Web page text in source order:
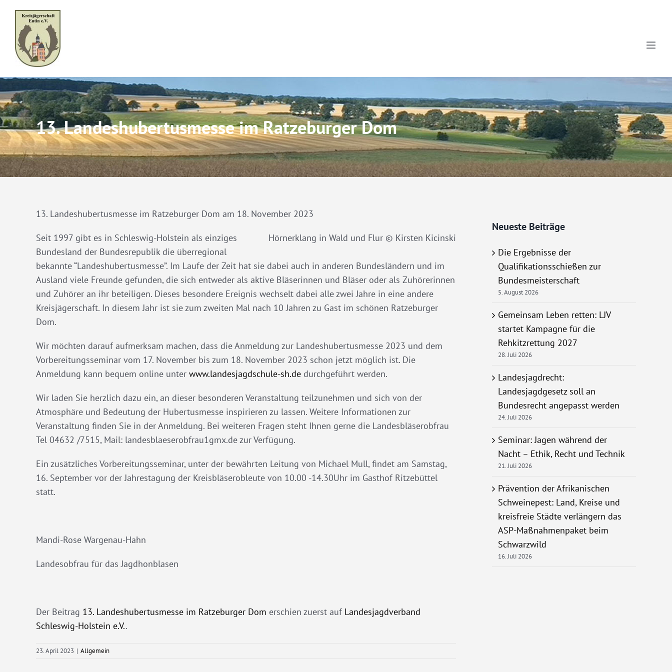
content
13. Landeshubertusmesse im Ratzeburger Dom
13. Landeshubertusmesse im Ratzeburger Dom am 18. November 2023
Hörnerklang in Wald und Flur © Kirsten Kicinski
Seit 1997 gibt es in Schleswig-Holstein als einziges
Bundesland der Bundesrepublik die überregional
bekannte “Landeshubertusmesse”. Im Laufe der Zeit hat sie dabei auch in anderen Bundesländern und im
Ausland viele Freunde gefunden, die sich entweder als aktive Bläserinnen und Bläser oder als Zuhörerinnen
und Zuhörer an ihr beteiligen. Dieses besondere Ereignis wechselt dabei alle zwei Jahre in eine andere
Kreisjägerschaft. In diesem Jahr ist sie zum zweiten Mal nach 10 Jahren zu Gast im schönen Ratzeburger
Dom.
Wir möchten darauf aufmerksam machen, dass die Anmeldung zur Landeshubertusmesse 2023 und dem
Vorbereitungsseminar vom 17. November bis zum 18. November 2023 schon jetzt möglich ist. Die
Anmeldung kann bequem online unter www.landesjagdschule-sh.de durchgeführt werden.
Wir laden Sie herzlich dazu ein, an dieser besonderen Veranstaltung teilzunehmen und sich von der
Atmosphäre und Bedeutung der Hubertusmesse inspirieren zu lassen. Weitere Informationen zur
Veranstaltung finden Sie in der Anmeldung. Bei weiteren Fragen steht Ihnen gerne die Landesbläserobfrau
Tel 04632 /7515, Mail: landesblaeserobfrau1gmx.de zur Verfügung.
Ein zusätzliches Vorbereitungsseminar, unter der bewährten Leitung von Michael Mull, findet am Samstag,
16. September vor der Jahrestagung der Kreisbläserobleute von 10.00 -14.30Uhr im Gasthof Ritzebüttel
statt.
Mandi-Rose Wargenau-Hahn
Landesobfrau für das Jagdhonblasen
Der Beitrag 13. Landeshubertusmesse im Ratzeburger Dom erschien zuerst auf Landesjagdverband
Schleswig-Holstein e.V..
23. April 2023 | Allgemein
Neueste Beiträge
Die Ergebnisse der
Qualifikationsschießen zur
Bundesmeisterschaft
5. August 2026
Gemeinsam Leben retten: LJV
startet Kampagne für die
Rehkitzrettung 2027
28. Juli 2026
Landesjagdrecht:
Landesjagdgesetz soll an
Bundesrecht angepasst werden
24. Juli 2026
Seminar: Jagen während der
Nacht – Ethik, Recht und Technik
21. Juli 2026
Prävention der Afrikanischen
Schweinepest: Land, Kreise und
kreisfreie Städte verlängern das
ASP-Maßnahmenpaket beim
Schwarzwild
16. Juli 2026